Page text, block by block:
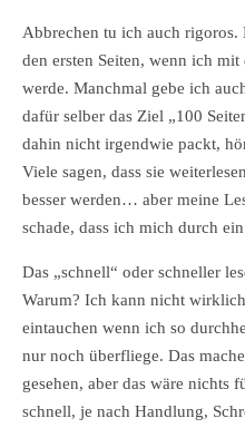
Abbrechen tu ich auch
den ersten Seiten, wenn ich
werde. Manchmal gebe ich
dafür selber das Ziel „100
dahin nicht irgendwie packt,
Viele sagen, dass sie
besser werden… aber meine
schade, dass ich mich durch
Das „schnell“ oder schneller
Warum? Ich kann nicht
eintauchen wenn ich so
nur noch überfliege. Das
gesehen, aber das wäre nichts
schnell, je nach Handlung,